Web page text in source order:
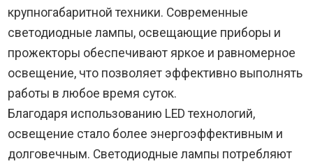
крупногабаритной техники. Современные
светодиодные лампы, освещающие приборы и
прожекторы обеспечивают яркое и равномерное
освещение, что позволяет эффективно выполнять
работы в любое время суток.
Благодаря использованию LED технологий,
освещение стало более энергоэффективным и
долговечным. Светодиодные лампы потребляют